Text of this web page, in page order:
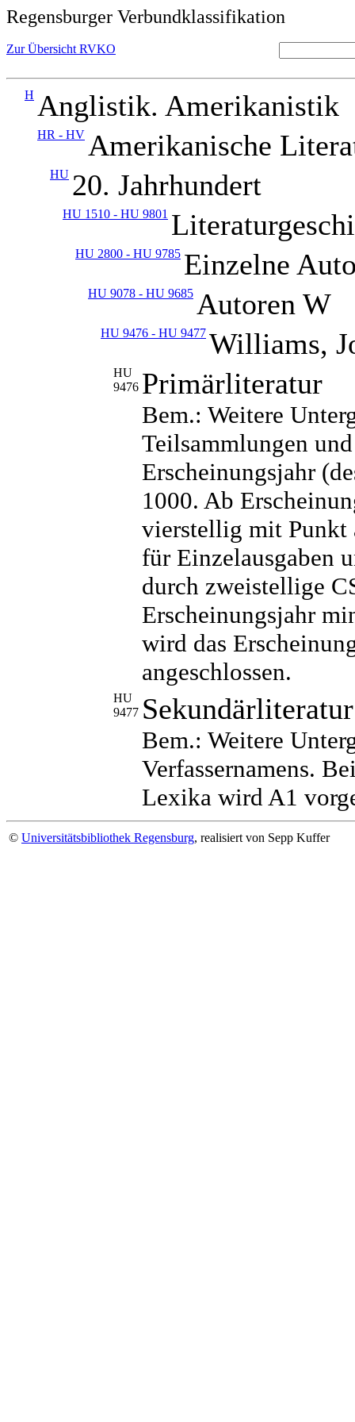
Regensburger Verbundklassifikation
Zur Übersicht RVKO
H Anglistik. Amerikanistik
HR - HV Amerikanische
HU 20. Jahrhundert
HU 1510 - HU 9801
HU 2800 - HU 9785 Einzelne
HU 9078 - HU 9685 Autoren W
HU 9476 - HU 9477 Williams,
HU
9476 Primärliteratur
Bem.: Weitere
Teilsammlungen
Erscheinungsjahr
1000. Ab
vierstellig mit Punkt
für Einzelausgaben
durch zweistellige
Erscheinungsjahr
wird das
angeschlossen.
HU
9477 Sekundärliteratur
Bem.: Weitere
Verfassernamens.
Lexika wird A1
© Universitätsbibliothek Regensburg, realisiert von Sepp Kuffer